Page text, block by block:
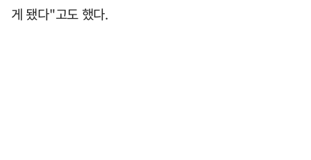
게 됐다"고도 했다.